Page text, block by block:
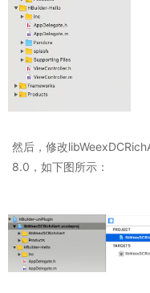
然后，修改
8.0，如下图所示：